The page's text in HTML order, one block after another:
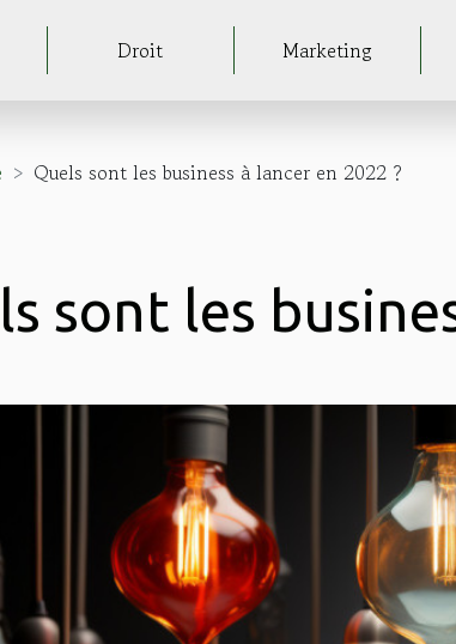
Droit Marketing
Quels sont les business à lancer en 2022 ?
sont les